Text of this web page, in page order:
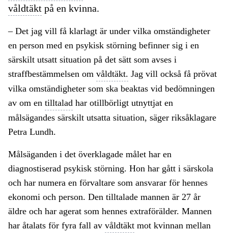
våldtäkt på en kvinna.
– Det jag vill få klarlagt är under vilka omständigheter
en person med en psykisk störning befinner sig i en
särskilt utsatt situation på det sätt som avses i
straffbestämmelsen om våldtäkt. Jag vill också få prövat
vilka omständigheter som ska beaktas vid bedömningen
av om en tilltalad har otillbörligt utnyttjat en
målsägandes särskilt utsatta situation, säger riksåklagare
Petra Lundh.
Målsäganden i det överklagade målet har en
diagnostiserad psykisk störning. Hon har gått i särskola
och har numera en förvaltare som ansvarar för hennes
ekonomi och person. Den tilltalade mannen är 27 år
äldre och har agerat som hennes extraförälder. Mannen
har åtalats för fyra fall av våldtäkt mot kvinnan mellan